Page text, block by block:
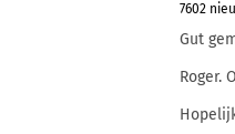
7602
Gut
Roger.